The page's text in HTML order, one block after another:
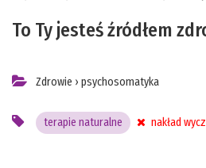
To Ty jesteś źródłem
Zdrowie › psychosomatyka
terapie naturalne nakład